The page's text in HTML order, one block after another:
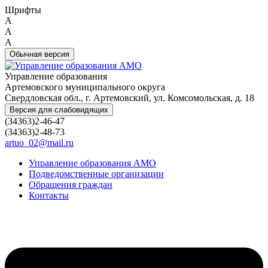
Шрифты
A
A
A
Обычная версия
Управление образования
Артемовского муниципального округа
Свердловская обл., г. Артемовский, ул. Комсомольская, д. 18
Версия для слабовидящих
(34363)2-46-47
(34363)2-48-73
artuo_02@mail.ru
Управление образования АМО
Подведомственные организации
Обращения граждан
Контакты